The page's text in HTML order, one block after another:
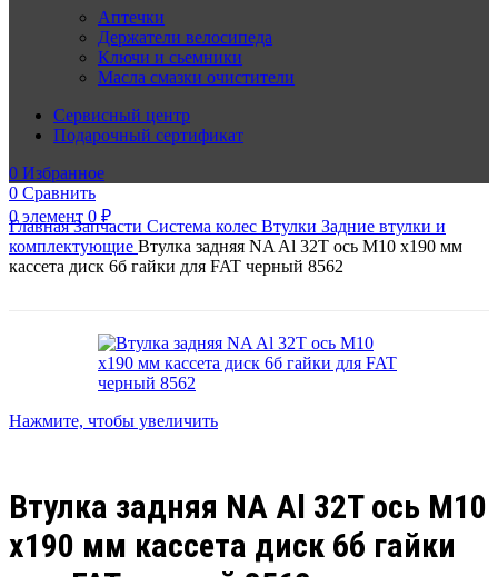
Аптечки
Держатели велосипеда
Ключи и сьемники
Масла смазки очистители
Сервисный центр
Подарочный сертификат
0 Избранное
0 Сравнить
0элемент 0 ₽
ГлавнаяЗапчасти Система колес Втулки Задние втулки и
комплектующие Втулка задняя NA Al 32T ось M10 х190 мм
кассета диск 6б гайки для FAT черный 8562
Нажмите, чтобы увеличить
Втулка задняя NA Al 32T ось M10
х190 мм кассета диск 6б гайки